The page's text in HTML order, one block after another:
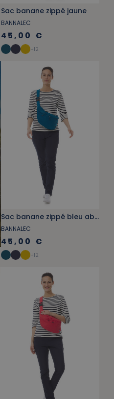
Sac banane zippé jaune
BANNALEC
45,00 €
+12
Sac banane zippé bleu abysse
BANNALEC
45,00 €
+12